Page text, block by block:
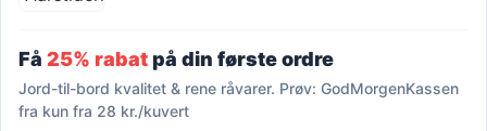
Få 25% rabatpå din første ordre
Jord-til-bord kvalitet & rene råvarer. Prøv: GodMorgenKassen
fra kun fra 28 kr./kuvert